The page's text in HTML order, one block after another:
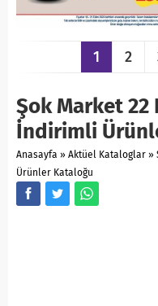
1 2
Şok Market 22
İndirimli
Anasayfa » Aktüel Kataloglar »
Ürünler Kataloğu